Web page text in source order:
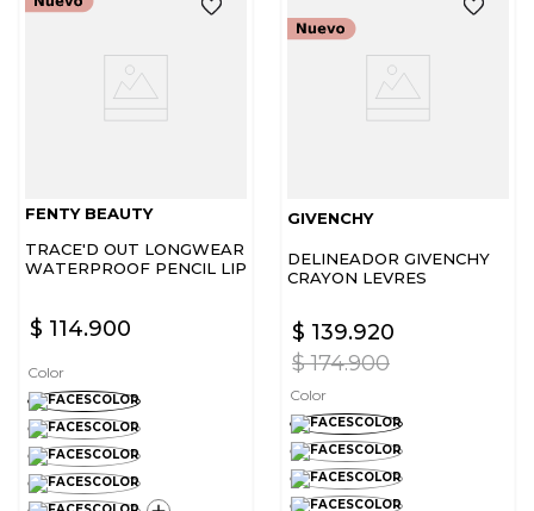
FENTY BEAUTY
TRACE'D OUT LONGWEAR
WATERPROOF PENCIL LIP
$ 114.900
Color
GIVENCHY
DELINEADOR GIVENCHY
CRAYON LEVRES
$ 174.900
$ 139.920
Color